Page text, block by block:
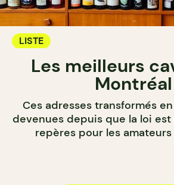
LISTE
Les meilleurs
Montréal
Ces adresses transformés
devenues depuis que la loi
repères pour les